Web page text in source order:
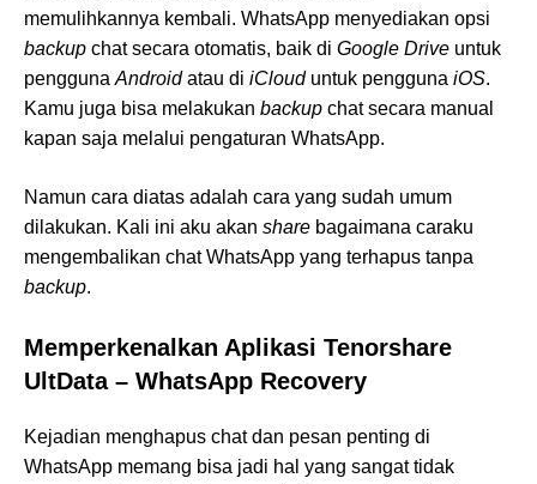
memulihkannya kembali. WhatsApp menyediakan opsi
backup chat secara otomatis, baik di Google Drive untuk
pengguna Androidatau di iClouduntuk pengguna iOS.
Kamu juga bisa melakukan backup chat secara manual
kapan saja melalui pengaturan WhatsApp.
Namun cara diatas adalah cara yang sudah umum
dilakukan. Kali ini aku akan share bagaimana caraku
mengembalikan chat WhatsApp yang terhapus tanpa
backup.
Memperkenalkan Aplikasi Tenorshare
UltData – WhatsApp Recovery
Kejadian menghapus chat dan pesan penting di
WhatsApp memang bisa jadi hal yang sangat tidak